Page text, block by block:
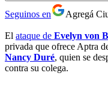
Seguinos en Agregá
El ataque de Evelyn von
privada que ofrece Aptra
Nancy Duré, quien se
contra su colega.